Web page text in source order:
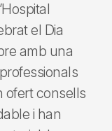
el Dia
amb una
ofert consells
i han